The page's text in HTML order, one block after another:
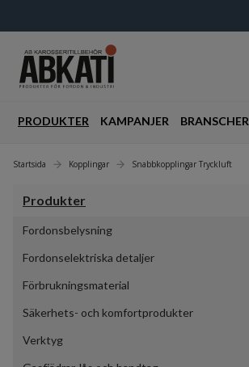
PRODUKTER KAMPANJER BRANSCHER
Startsida Kopplingar Snabbkopplingar Tryckluft
Produkter
Fordonsbelysning
Fordonselektriska detaljer
Förbrukningsmaterial
Säkerhets- och komfortprodukter
Verktyg